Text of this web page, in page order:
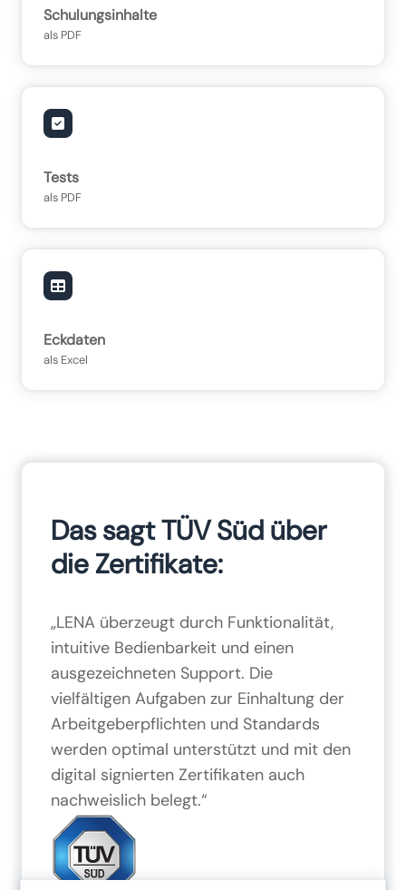
Schulungsinhalte
als PDF
Tests
als PDF
Eckdaten
als Excel
Das sagt TÜV Süd über
die Zertifikate:
„LENA überzeugt durch Funktionalität,
intuitive Bedienbarkeit und einen
ausgezeichneten Support. Die
vielfältigen Aufgaben zur Einhaltung der
Arbeitgeberpflichten und Standards
werden optimal unterstützt und mit den
digital signierten Zertifikaten auch
nachweislich belegt.“